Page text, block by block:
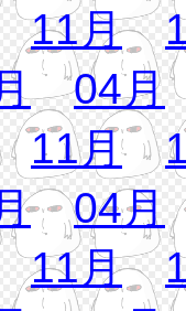
11月
04月
11月
04月
11月